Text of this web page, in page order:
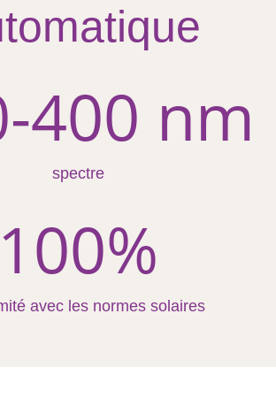
400 nm
spectre
100%
avec les normes solaires